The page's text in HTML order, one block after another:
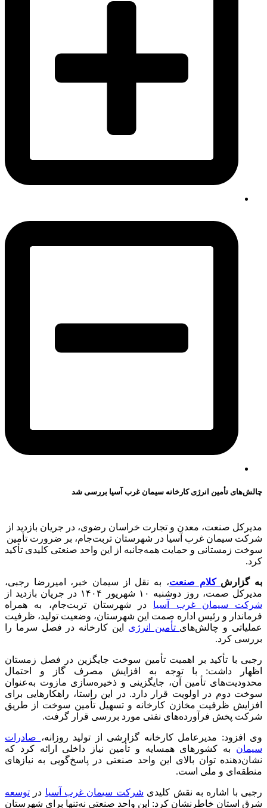
چالش‌های تأمین انرژی کارخانه سیمان غرب آسیا بررسی شد
مدیرکل صنعت، معدن و تجارت خراسان رضوی، در جریان بازدید از
شرکت سیمان غرب آسیا در شهرستان تربت‌جام، بر ضرورت تأمین
سوخت زمستانی و حمایت همه‌جانبه از این واحد صنعتی کلیدی تأکید
کرد.
به گزارش کلام صنعت، به نقل از سیمان خبر، امیررضا رجبی،
مدیرکل صمت، روز دوشنبه ۱۰ شهریور ۱۴۰۴ در جریان بازدید از
شرکت سیمان غرب آسیا در شهرستان تربت‌جام، به همراه
فرماندار و رئیس اداره صمت این شهرستان، وضعیت تولید، ظرفیت
عملیاتی و چالش‌های تأمین انرژی این کارخانه در فصل سرما را
بررسی کرد.
رجبی با تأکید بر اهمیت تأمین سوخت جایگزین در فصل زمستان
اظهار داشت: با توجه به افزایش مصرف گاز و احتمال
محدودیت‌های تأمین آن، جایگزینی و ذخیره‌سازی مازوت به‌عنوان
سوخت دوم در اولویت قرار دارد. در این راستا، راهکارهایی برای
افزایش ظرفیت مخازن کارخانه و تسهیل تأمین سوخت از طریق
شرکت پخش فرآورده‌های نفتی مورد بررسی قرار گرفت.
وی افزود: مدیرعامل کارخانه گزارشی از تولید روزانه، صادرات
سیمان به کشورهای همسایه و تأمین نیاز داخلی ارائه کرد که
نشان‌دهنده توان بالای این واحد صنعتی در پاسخ‌گویی به نیازهای
منطقه‌ای و ملی است.
رجبی با اشاره به نقش کلیدی شرکت سیمان غرب آسیا در توسعه
شرق استان خاطرنشان کرد: این واحد صنعتی نه‌تنها برای شهرستان